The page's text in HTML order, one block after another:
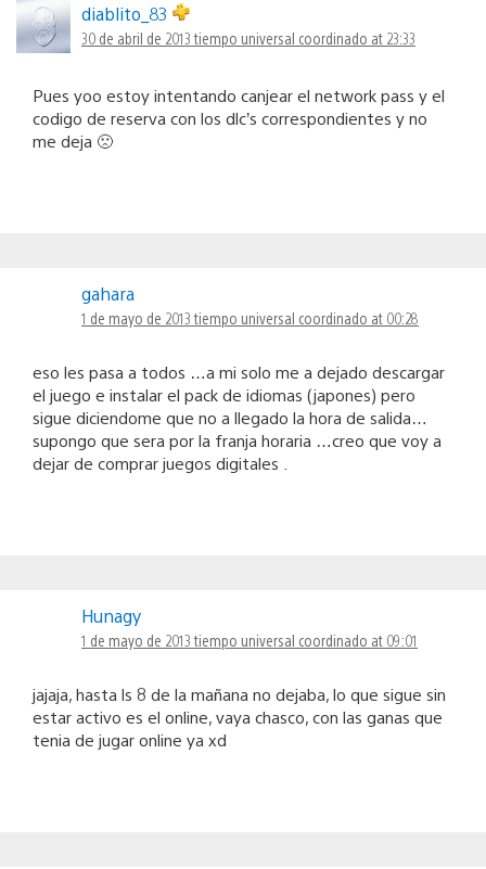
diablito_83
30 de abril de 2013 tiempo universal coordinado at 23:33
Pues yoo estoy intentando canjear el network pass y el
codigo de reserva con los dlc’s correspondientes y no
me deja 🙁
gahara
1 de mayo de 2013 tiempo universal coordinado at 00:28
eso les pasa a todos …a mi solo me a dejado descargar
el juego e instalar el pack de idiomas (japones) pero
sigue diciendome que no a llegado la hora de salida…
supongo que sera por la franja horaria …creo que voy a
dejar de comprar juegos digitales .
Hunagy
1 de mayo de 2013 tiempo universal coordinado at 09:01
jajaja, hasta ls 8 de la mañana no dejaba, lo que sigue sin
estar activo es el online, vaya chasco, con las ganas que
tenia de jugar online ya xd